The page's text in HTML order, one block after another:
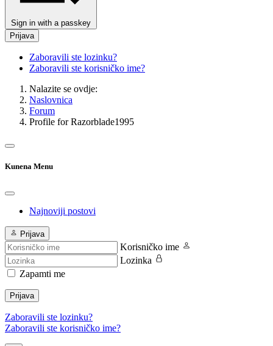
Sign in with a passkey
Prijava
Zaboravili ste lozinku?
Zaboravili ste korisničko ime?
Nalazite se ovdje:
Naslovnica
Forum
Profile for Razorblade1995
Kunena Menu
Najnoviji postovi
Prijava
Korisničko ime
Lozinka
Zapamti me
Prijava
Zaboravili ste lozinku?
Zaboravili ste korisničko ime?